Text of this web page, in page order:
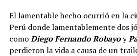
El lamentable hecho ocurrió en la
Perú donde lamentablemente dos
comoDiego Fernando Robayoy
perdieron la vida a causa de un